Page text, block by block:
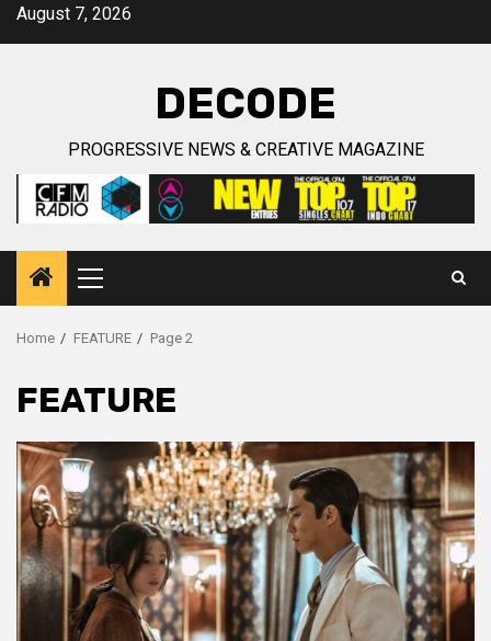
SkipAugust 7, 2026
DECODE
PROGRESSIVE NEWS & CREATIVE MAGAZINE
Primary
Menu
Home FEATURE Page 2
FEATURE